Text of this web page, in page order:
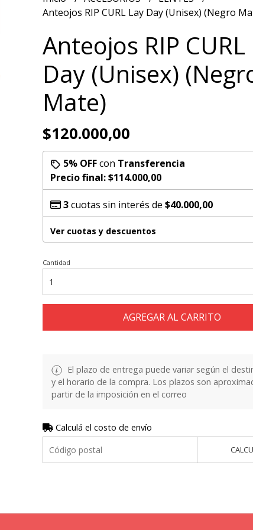
Anteojos RIP CURL Lay Day (Unisex) (Negro
Anteojos RIP CURL
Day (Unisex)
Mate)
$120.000,00
5% OFFcon Transferencia
Precio final:$114.000,00
3cuotas sin interés de $40.000,00
Ver cuotas y descuentos
Cantidad
AGREGAR AL CARRITO
El plazo de entrega puede variar según el
y el horario de la compra. Los plazos son
partir de la imposición en el correo
Calculá el costo de envío